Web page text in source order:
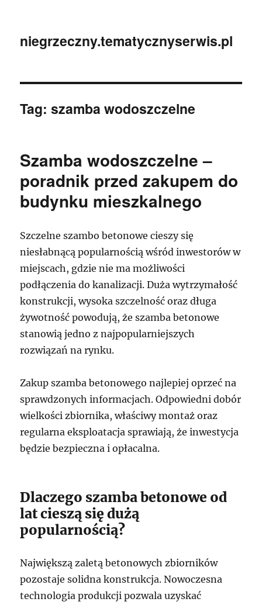
niegrzeczny.tematycznyserwis.pl
Tag:szamba wodoszczelne
Szamba wodoszczelne –
poradnik przed zakupem do
budynku mieszkalnego
Szczelne szambo betonowe cieszy się
niesłabnącą popularnością wśród inwestorów w
miejscach, gdzie nie ma możliwości
podłączenia do kanalizacji. Duża wytrzymałość
konstrukcji, wysoka szczelność oraz długa
żywotność powodują, że szamba betonowe
stanowią jedno z najpopularniejszych
rozwiązań na rynku.
Zakup szamba betonowego najlepiej oprzeć na
sprawdzonych informacjach. Odpowiedni dobór
wielkości zbiornika, właściwy montaż oraz
regularna eksploatacja sprawiają, że inwestycja
będzie bezpieczna i opłacalna.
Dlaczego szamba betonowe od
lat cieszą się dużą
popularnością?
Największą zaletą betonowych zbiorników
pozostaje solidna konstrukcja. Nowoczesna
technologia produkcji pozwala uzyskać